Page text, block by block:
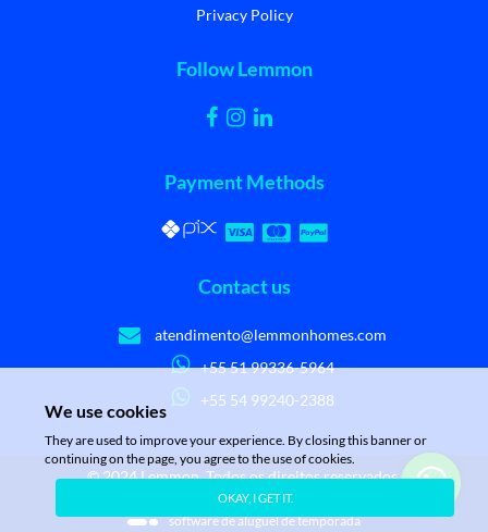
Privacy Policy
Follow Lemmon
Payment Methods
Contact us
atendimento@lemmonhomes.com
+55 51 99336-5964
+55 54 99240-2388
© 2024 Lemmon. Todos os direitos reservados.
powered bystays.net
software de aluguel de temporada
We use cookies
They are used to improve your experience. By closing this banner or
continuing on the page, you agree to the use of cookies.
OKAY, I GET IT.